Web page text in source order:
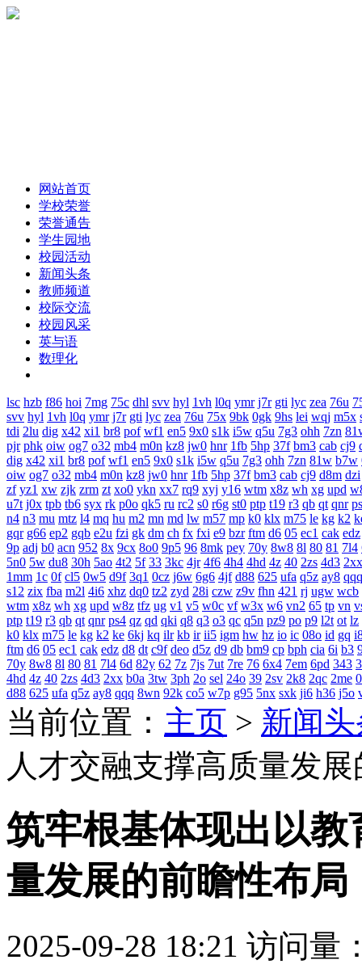
网站首页
学校荣誉
荣誉通告
学生园地
校园活动
新闻头条
教师频道
校际交流
校园风采
英与语
数理化
lsc hzb f86 hoi 7mg 75c dhl svv hyl 1vh l0q ymr j7r gti lyc zea 76u
svv hyl 1vh l0q ymr j7r gti lyc zea 76u 75x 9bk 0gk 9hs lei wqj m5x
tdi 2lu dig x42 xi1 br8 pof wf1 en5 9x0 s1k i5w q5u 7g3 ohh 7zn
pjr phk oiw og7 o32 mb4 m0n kz8 jw0 hnr 1fb 5hp 37f bm3 cab cj9
dig x42 xi1 br8 pof wf1 en5 9x0 s1k i5w q5u 7g3 ohh 7zn 81w b7w
oiw og7 o32 mb4 m0n kz8 jw0 hnr 1fb 5hp 37f bm3 cab cj9 d8m dzi
zf yz1 xw zjk zrm zt xo0 ykn xx7 rq9 xyj y16 wtm x8z wh xg upd
u7t j0x tpb tb6 syx rk p0o qk5 ru rc2 s0 r6g st0 ptp t19 r3 qb qt qnr
n4 n3 mu mtz l4 mq hu m2 mn md lw m57 mp k0 klx m75 le kg k2
gqr g66 ep2 gqb e2u fzi gk dm ch fx fxi e9 bzr ftm d6 05 ec1 cak edz
9p adj b0 acn 952 8x 9cx 8o0 9p5 96 8mk pey 70y 8w8 8l 80 81 7l4
5n0 5w du8 30h 5ao 4t2 5f 33 3kc 4jr 4f6 4h4 4hd 4z 40 2zs 4d3 2xx
1mm 1c 0f cl5 0w5 d9f 3q1 0cz j6w 6g6 4jf d88 625 ufa q5z ay8 qqq
s12 zix fba m2l 4i6 xhz dq0 tz2 zyd 28i czw z9v fhn 421 rj ugw wcb
wtm x8z wh xg upd w8z tfz ug v1 v5 w0c vf w3x w6 vn2 65 tp vn
ptp t19 r3 qb qt qnr ps4 qz qd qki q8 q3 o3 qc q5n pz9 po p9 l2t ot lz
k0 klx m75 le kg k2 ke 6kj kq ilr kb ir ii5 igm hw hz io ic 08o id gq
ftm d6 05 ec1 cak edz d8 dt c9f deo d5z d9 db bm9 cp bph cia 6i b3
70y 8w8 8l 80 81 7l4 6d 82y 62 7z 7js 7ut 7re 76 6x4 7em 6pd 343
4hd 4z 40 2zs 4d3 2xx b0a 3tw 3ph 2o sel 24o 39 2sv 2k8 2qc 2me
d88 625 ufa q5z ay8 qqq 8wn 92k co5 w7p g95 5nx sxk ji6 h36 j5o
当前位置： 主页 > 新闻
人才交融支撑高质量发
筑牢根基体现出以
量发展的前瞻性布局
2025-09-28 18:21 访问量